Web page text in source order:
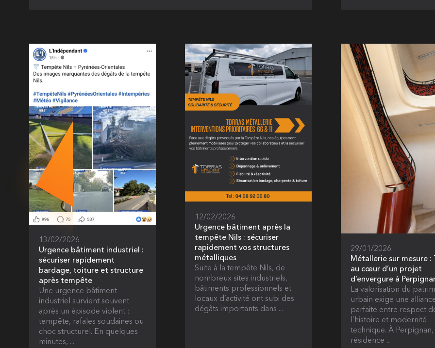
13/02/2026
Urgence bâtiment industriel :
sécuriser rapidement
bardage, toiture et structure
après tempête
Une urgence bâtiment
industriel survient souvent
après un épisode violent :
tempête, rafales soudaines ou
choc structurel. En quelques
minutes, ...
12/02/2026
Urgence bâtiment après la
tempête Nils : sécuriser
rapidement vos structures
métalliques
Suite à la tempête Nils, de
nombreux sites industriels,
bâtiments professionnels et
locaux d’activité ont subi des
dégâts importants dans ...
29/01/2026
Métallerie sur mesure :
au cœur d’un projet
d’envergure à
La valorisation du
urbain exige une
parfaite entre respect
l’histoire et modernité
technique. À Perpignan,
résidence ...